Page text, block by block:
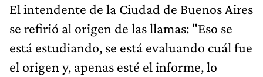
El intendente de la Ciudad de Buenos Aires
se refirió al origen de las llamas: "Eso se
está estudiando, se está evaluando cuál fue
el origen y, apenas esté el informe, lo